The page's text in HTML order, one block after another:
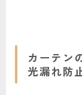
カーテン
光漏れ防